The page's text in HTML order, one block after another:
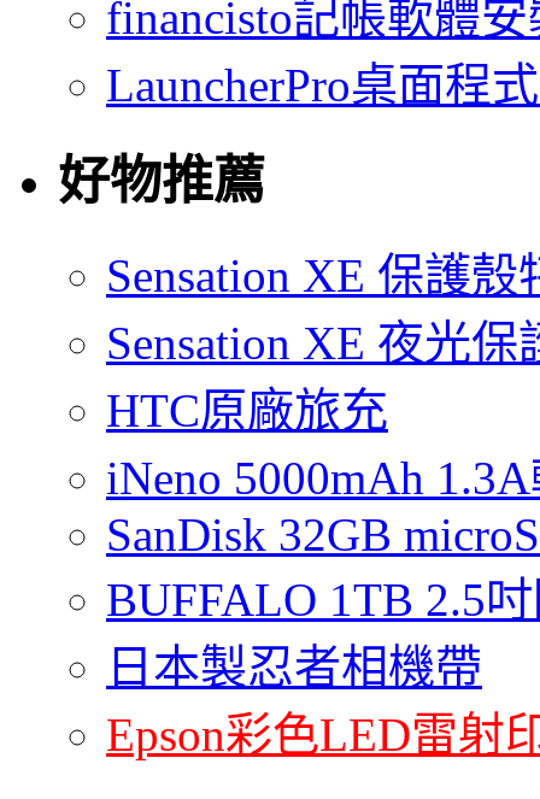
financisto記帳軟體
LauncherPro桌面程
好物推薦
Sensation XE 保護殼
Sensation XE 夜光
HTC原廠旅充
iNeno 5000mAh
SanDisk 32GB
BUFFALO 1TB 2.5
日本製忍者相機帶
Epson彩色LED雷射